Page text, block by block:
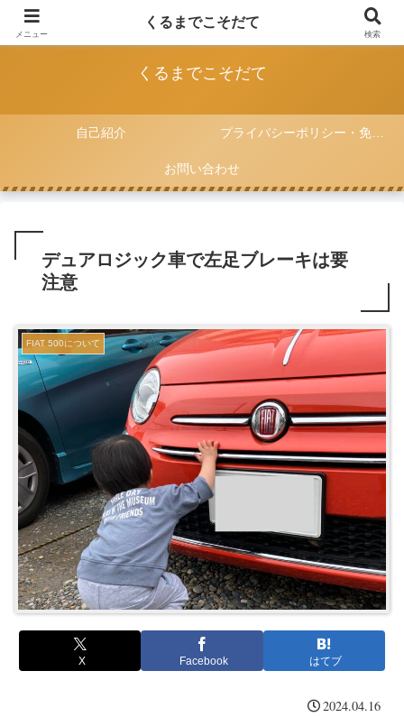
FIAT 500と一緒に子育てをしていく記録
くるまでこそだて
自己紹介 プライバシーポリシー・免責事項
お問い合わせ
デュアロジック車で左足ブレーキは要
注意
FIAT 500について
X Facebook はてブ
2024.04.16
メニュー
くるまでこそだて
検索